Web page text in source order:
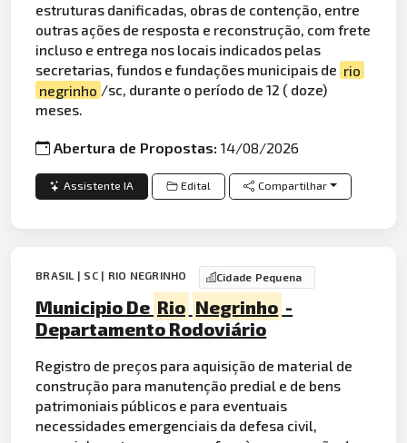
estruturas danificadas, obras de contenção, entre
outras ações de resposta e reconstrução, com frete
incluso e entrega nos locais indicados pelas
secretarias, fundos e fundações municipais de rio
negrinho /sc, durante o período de 12 ( doze)
meses.
Abertura de Propostas:14/08/2026
Assistente IA Edital Compartilhar
BRASIL | SC | RIO NEGRINHO Cidade Pequena
Municipio De Rio Negrinho -
Departamento Rodoviário
Registro de preços para aquisição de material de
construção para manutenção predial e de bens
patrimoniais públicos e para eventuais
necessidades emergenciais da defesa civil,